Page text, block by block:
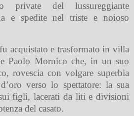
private del lussureggiante
e spedite nel triste e noioso
acquistato e trasformato in villa
Paolo Mornico che, in un suo
rovescia con volgare superbia
verso lo spettatore: la sua
sui figli, lacerati da liti e divisioni
del casato.